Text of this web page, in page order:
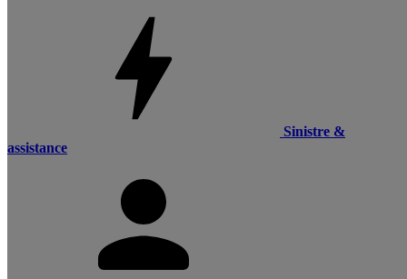
Sinistre &
assistance